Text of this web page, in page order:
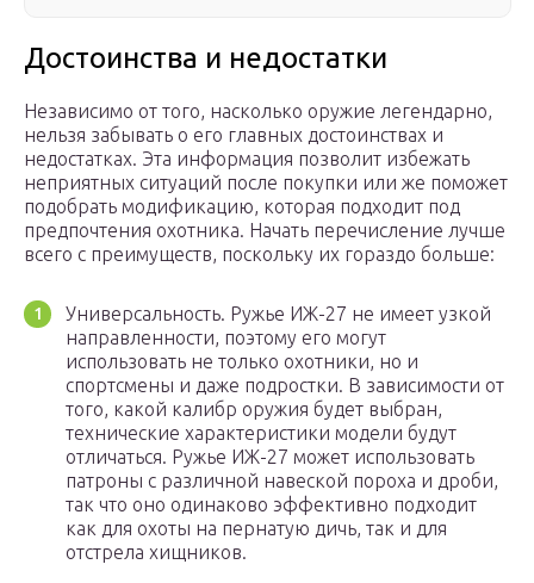
Достоинства и недостатки
Независимо от того, насколько оружие легендарно,
нельзя забывать о его главных достоинствах и
недостатках. Эта информация позволит избежать
неприятных ситуаций после покупки или же поможет
подобрать модификацию, которая подходит под
предпочтения охотника. Начать перечисление лучше
всего с преимуществ, поскольку их гораздо больше:
Универсальность. Ружье ИЖ-27 не имеет узкой
направленности, поэтому его могут
использовать не только охотники, но и
спортсмены и даже подростки. В зависимости от
того, какой калибр оружия будет выбран,
технические характеристики модели будут
отличаться. Ружье ИЖ-27 может использовать
патроны с различной навеской пороха и дроби,
так что оно одинаково эффективно подходит
как для охоты на пернатую дичь, так и для
отстрела хищников.